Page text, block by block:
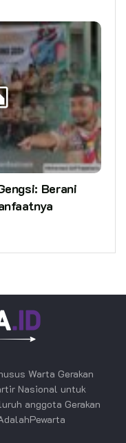
Berani
Warta Gerakan
Nasional untuk
anggota Gerakan